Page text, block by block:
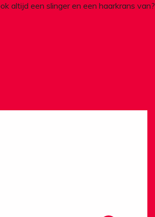
altijd een slinger en een haarkrans van?